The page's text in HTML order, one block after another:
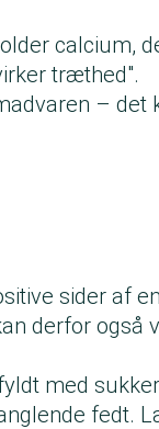
calcium,
træthed".
– det
sider af
derfor også
med
fedt.